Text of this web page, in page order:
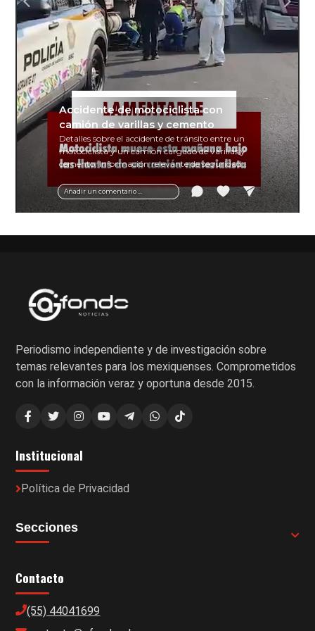
Añadir un comentario ...
Accidente de motociclista con
camión de varillas y cemento
Detalles sobre el accidente de tránsito entre un
motociclista y un camión cargado de varillas y
cemento. Información relevante de seguridad
vial y recomendaciones para motociclistas.
Periodismo independiente y de investigación sobre
temas relevantes para los mexiquenses. Comprometidos
con la información veraz y oportuna desde 2015.
Institucional
Política de Privacidad
Secciones
Contacto
(55) 44041699